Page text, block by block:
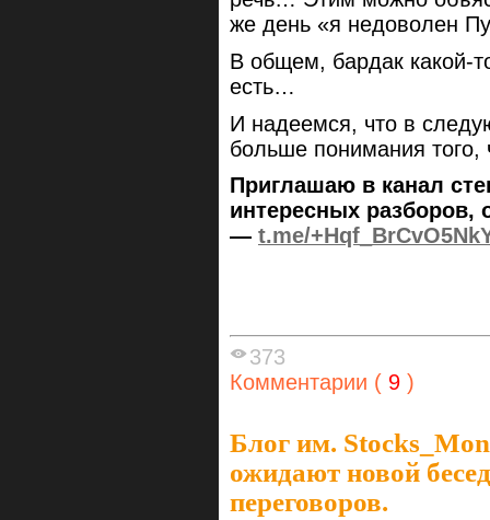
же день «я недоволен
В общем, бардак какой-
есть…
И надеемся, что в
больше понимания
Приглашаю в канал
интересных разборов,
— t.me/
373
Комментарии ( 9 )
Блог им.
ожидают новой
переговоров.